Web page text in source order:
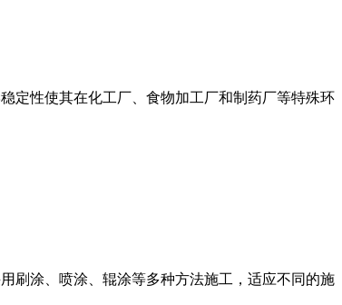
性使其在化工厂、食物加工厂和制药厂等特殊环
涂、喷涂、辊涂等多种方法施工，适应不同的施